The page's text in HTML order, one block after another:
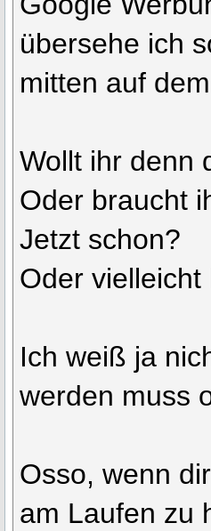
übersehe ich
mitten auf
Wollt ihr denn
Oder braucht
Jetzt schon?
Oder vielleicht
Ich weiß ja
werden muss
Osso, wenn
am Laufen zu